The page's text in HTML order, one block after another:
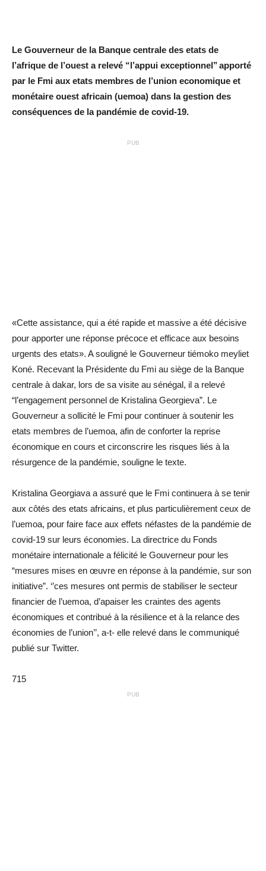
Le Gouverneur de la Banque centrale des etats de
l’afrique de l’ouest a relevé “l’appui exceptionnel’’ apporté
par le Fmi aux etats membres de l’union economique et
monétaire ouest africain (uemoa) dans la gestion des
conséquences de la pandémie de covid-19.
PUB
«Cette assistance, qui a été rapide et massive a été décisive
pour apporter une réponse précoce et efficace aux besoins
urgents des etats». A souligné le Gouverneur tiémoko meyliet
Koné. Recevant la Présidente du Fmi au siège de la Banque
centrale à dakar, lors de sa visite au sénégal, il a relevé
“l’engagement personnel de Kristalina Georgieva”. Le
Gouverneur a sollicité le Fmi pour continuer à soutenir les
etats membres de l’uemoa, afin de conforter la reprise
économique en cours et circonscrire les risques liés à la
résurgence de la pandémie, souligne le texte.
Kristalina Georgiava a assuré que le Fmi continuera à se tenir
aux côtés des etats africains, et plus particulièrement ceux de
l’uemoa, pour faire face aux effets néfastes de la pandémie de
covid-19 sur leurs économies. La directrice du Fonds
monétaire internationale a félicité le Gouverneur pour les
“mesures mises en œuvre en réponse à la pandémie, sur son
initiative”. ‘’ces mesures ont permis de stabiliser le secteur
financier de l’uemoa, d’apaiser les craintes des agents
économiques et contribué à la résilience et à la relance des
économies de l’union’’, a-t- elle relevé dans le communiqué
publié sur Twitter.
715
PUB